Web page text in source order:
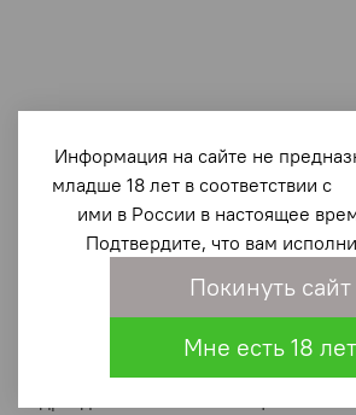
Описание
В книге рассказывается о событиях,
историю Гражданской войны на Юге
условным названием "красный десант
основе анализа материалов
архивов впервые в отечественной
Информация на сайте не
младше 18 лет в
ими в России в настоящее
Подтвердите, что вам
Покинуть сайт
Мне есть 18 лет